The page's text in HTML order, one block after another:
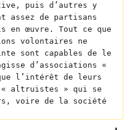
puis d’autres y
assez de partisans
en œuvre. Tout ce que
volontaires ne
sont capables de le
d’associations «
l’intérêt de leurs
« altruistes » qui se
voire de la société